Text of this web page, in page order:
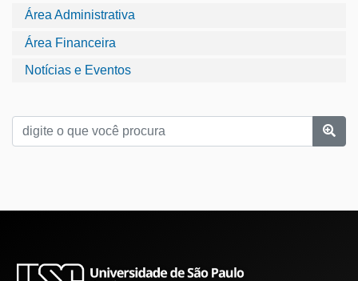
Área Administrativa
Área Financeira
Notícias e Eventos